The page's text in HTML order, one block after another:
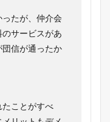
たが、仲介会
サービスがあ
団信が通ったか
ことがすべ